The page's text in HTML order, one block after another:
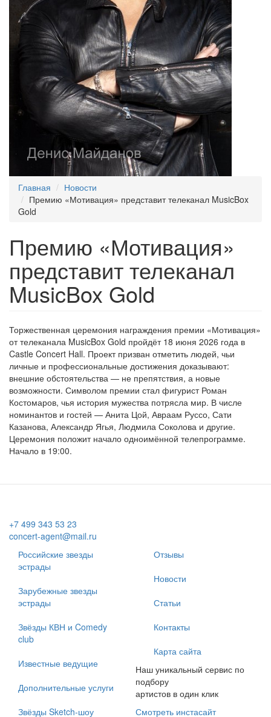
Главная
Новости
Премию «Мотивация» представит телеканал MusicBox
Gold
Премию «Мотивация»
представит телеканал
MusicBox Gold
Торжественная церемония награждения премии «Мотивация»
от телеканала MusicBox Gold пройдёт 18 июня 2026 года в
Castle Concert Hall. Проект призван отметить людей, чьи
личные и профессиональные достижения доказывают:
внешние обстоятельства — не препятствия, а новые
возможности. Символом премии стал фигурист Роман
Костомаров, чья история мужества потрясла мир. В числе
номинантов и гостей — Анита Цой, Авраам Руссо, Сати
Казанова, Александр Ягья, Людмила Соколова и другие.
Церемония положит начало одноимённой телепрограмме.
Начало в 19:00.
+7 499 343 53 23
concert-agent@mail.ru
Российские звезды
эстрады
Зарубежные звезды
эстрады
Звёзды КВН и Comedy
club
Известные ведущие
Дополнительные услуги
Звёзды Sketch-шоу
Отзывы
Новости
Статьи
Контакты
Карта сайта
Наш уникальный сервис по
подбору
артистов в один клик
Смотреть инстасайт